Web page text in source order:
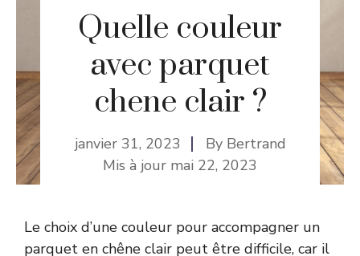
Quelle couleur
avec parquet
chene clair ?
janvier 31, 2023 By Bertrand
Mis à jour mai 22, 2023
Le choix d’une couleur pour accompagner un
parquet en chêne clair peut être difficile, car il